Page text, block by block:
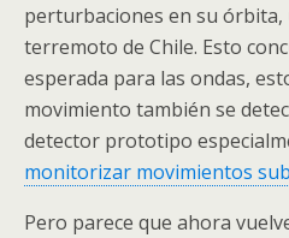
perturbaciones en su órbita,
terremoto de Chile. Esto
esperada para las ondas,
movimiento también se
detector prototipo
monitorizar movimientos
Pero parece que ahora